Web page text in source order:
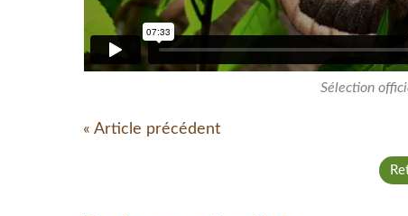
Sélection
« Article précédent